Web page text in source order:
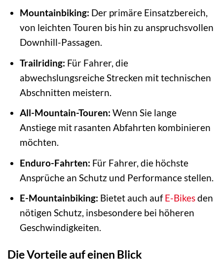
Mountainbiking: Der primäre Einsatzbereich,
von leichten Touren bis hin zu anspruchsvollen
Downhill-Passagen.
Trailriding: Für Fahrer, die
abwechslungsreiche Strecken mit technischen
Abschnitten meistern.
All-Mountain-Touren: Wenn Sie lange
Anstiege mit rasanten Abfahrten kombinieren
möchten.
Enduro-Fahrten: Für Fahrer, die höchste
Ansprüche an Schutz und Performance stellen.
E-Mountainbiking: Bietet auch aufE-Bikesden
nötigen Schutz, insbesondere bei höheren
Geschwindigkeiten.
Die Vorteile auf einen Blick